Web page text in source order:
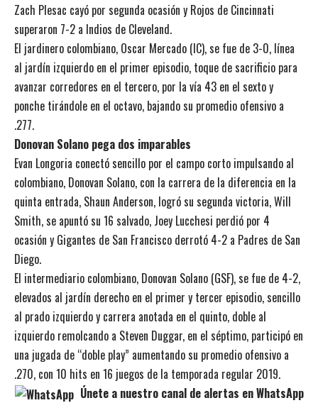
Zach Plesac cayó por segunda ocasión y Rojos de Cincinnati
superaron 7-2 a Indios de Cleveland.
El jardinero colombiano, Oscar Mercado (IC), se fue de 3-0, línea
al jardín izquierdo en el primer episodio, toque de sacrificio para
avanzar corredores en el tercero, por la vía 43 en el sexto y
ponche tirándole en el octavo, bajando su promedio ofensivo a
.277.
Donovan Solano pega dos imparables
Evan Longoria conectó sencillo por el campo corto impulsando al
colombiano, Donovan Solano, con la carrera de la diferencia en la
quinta entrada, Shaun Anderson, logró su segunda victoria, Will
Smith, se apuntó su 16 salvado, Joey Lucchesi perdió por 4
ocasión y Gigantes de San Francisco derrotó 4-2 a Padres de San
Diego.
El intermediario colombiano, Donovan Solano (GSF), se fue de 4-2,
elevados al jardín derecho en el primer y tercer episodio, sencillo
al prado izquierdo y carrera anotada en el quinto, doble al
izquierdo remolcando a Steven Duggar, en el séptimo, participó en
una jugada de “doble play” aumentando su promedio ofensivo a
.270, con 10 hits en 16 juegos de la temporada regular 2019.
Únete a nuestro canal de alertas en WhatsApp